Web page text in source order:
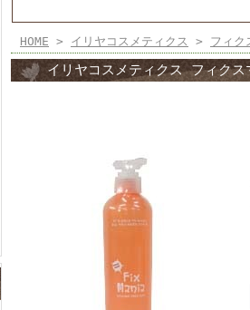
HOME > イリヤコスメティクス > フィク
イリヤコスメティクス フィク